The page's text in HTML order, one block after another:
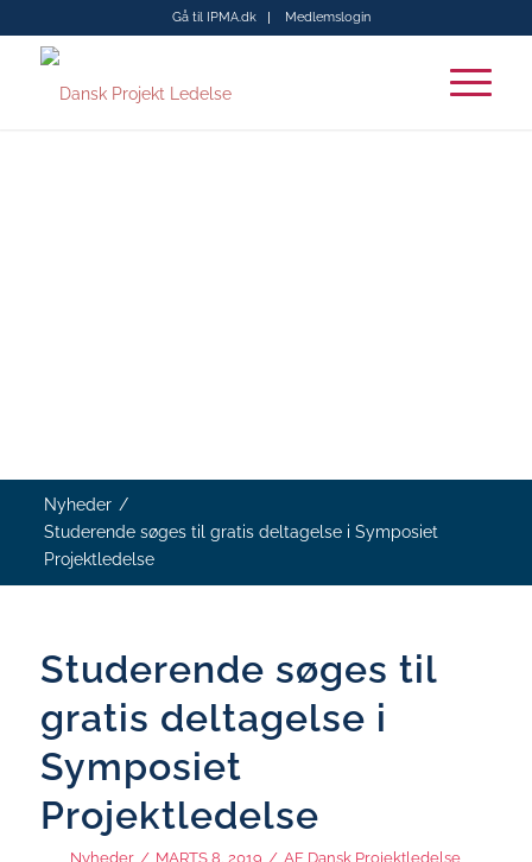
Gå til IPMA.dk Medlemslogin
Nyheder /
Studerende søges til gratis deltagelse i Symposiet
Projektledelse
Studerende søges til
gratis deltagelse i
Symposiet
Projektledelse
Nyheder / MARTS 8, 2019 / AF Dansk Projektledelse